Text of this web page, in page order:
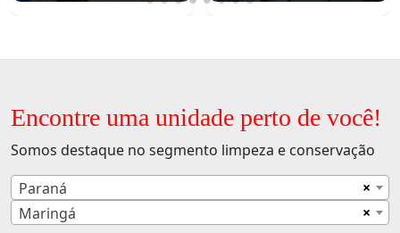
Encontre uma unidade perto de você!
Somos destaque no segmento limpeza e conservação
×
Paraná
×
Maringá